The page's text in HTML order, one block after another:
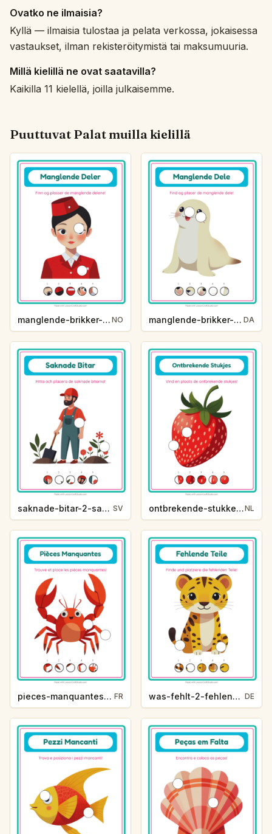
Ovatko ne ilmaisia?
Kyllä — ilmaisia tulostaa ja pelata verkossa, jokaisessa
vastaukset, ilman rekisteröitymistä tai maksumuuria.
Millä kielillä ne ovat saatavilla?
Kaikilla 11 kielellä, joilla julkaisemme.
Puuttuvat Palat muilla kielillä
manglende-brikker-2-manglende-brikker-yrker-83c4 NO manglende-brikker-2-manglende-brikker-zoodyr-7c81 DA
saknade-bitar-2-saknade-bitar-yrken-722f SV ontbrekende-stukken-2-ontbrekende-stukjes-zomer-15c1NL
pieces-manquantes-2-pieces-manquantes-vie-oceanique-7b02 FR was-fehlt-2-fehlende-teile-zootiere-eb58 DE